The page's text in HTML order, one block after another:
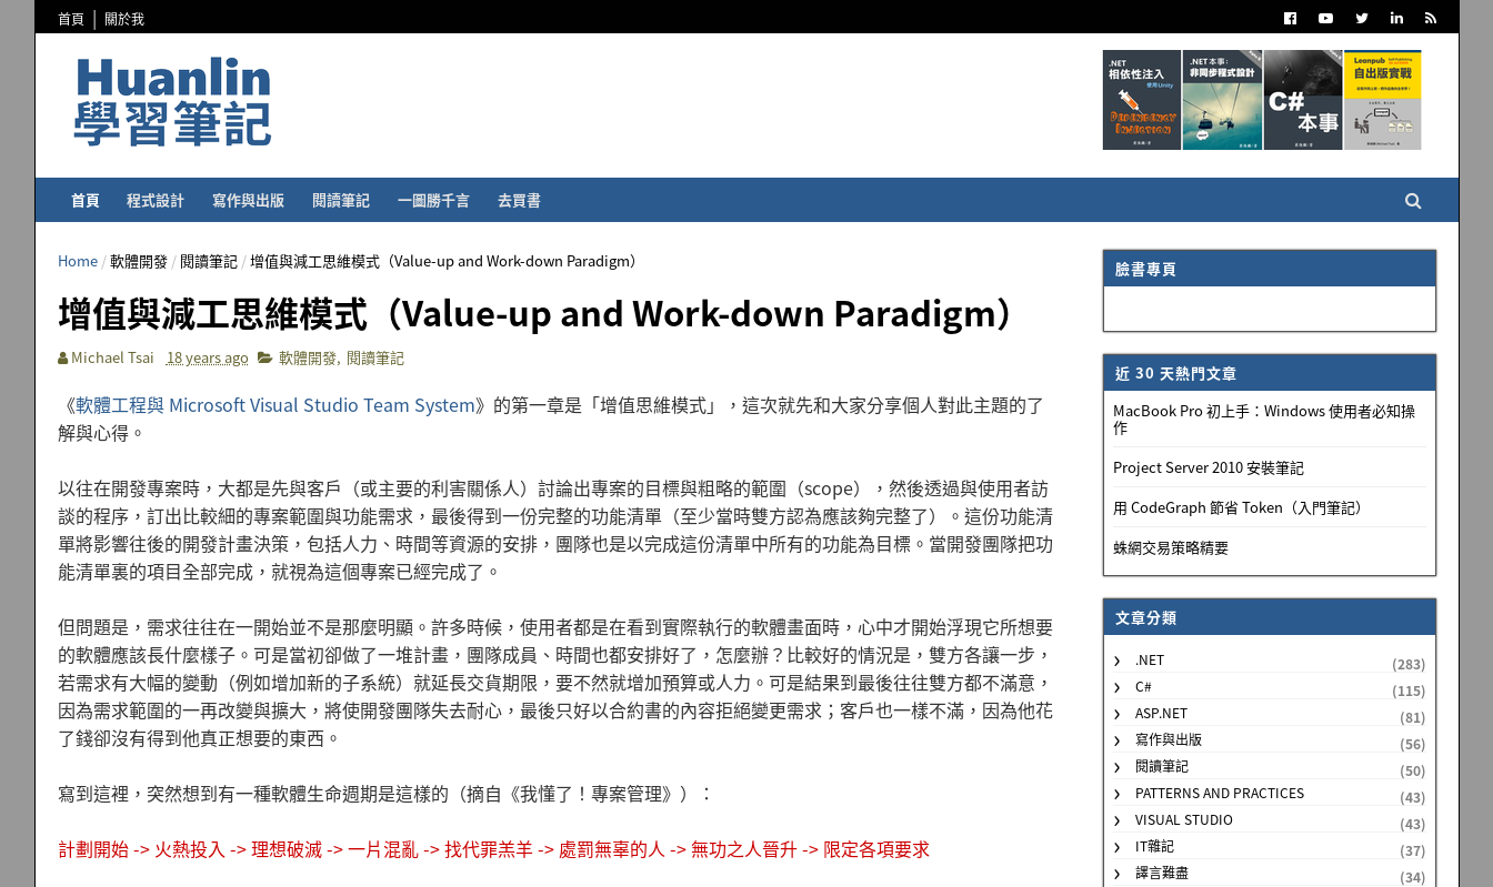
首頁 關於我
首頁 程式設計 寫作與出版 閱讀筆記 一圖勝千言 去買書
Home /軟體開發 / 閱讀筆記 /增值與減工思維模式（Value-up and Work-down Paradigm）
增值與減工思維模式（Value-up and Work-down Paradigm）
Michael Tsai 18 years ago 軟體開發, 閱讀筆記
《軟體工程與 Microsoft Visual Studio Team System》的第一章是「增值思維模式」，這次就先和大家分享個人對此主題的了
解與心得。
以往在開發專案時，大都是先與客戶（或主要的利害關係人）討論出專案的目標與粗略的範圍（scope），然後透過與使用者訪
談的程序，訂出比較細的專案範圍與功能需求，最後得到一份完整的功能清單（至少當時雙方認為應該夠完整了）。這份功能清
單將影響往後的開發計畫決策，包括人力、時間等資源的安排，團隊也是以完成這份清單中所有的功能為目標。當開發團隊把功
能清單裏的項目全部完成，就視為這個專案已經完成了。
但問題是，需求往往在一開始並不是那麼明顯。許多時候，使用者都是在看到實際執行的軟體畫面時，心中才開始浮現它所想要
的軟體應該長什麼樣子。可是當初卻做了一堆計畫，團隊成員、時間也都安排好了，怎麼辦？比較好的情況是，雙方各讓一步，
若需求有大幅的變動（例如增加新的子系統）就延長交貨期限，要不然就增加預算或人力。可是結果到最後往往雙方都不滿意，
因為需求範圍的一再改變與擴大，將使開發團隊失去耐心，最後只好以合約書的內容拒絕變更需求；客戶也一樣不滿，因為他花
了錢卻沒有得到他真正想要的東西。
寫到這裡，突然想到有一種軟體生命週期是這樣的（摘自《我懂了！專案管理》）：
計劃開始 -> 火熱投入 -> 理想破滅 -> 一片混亂 -> 找代罪羔羊 -> 處罰無辜的人 -> 無功之人晉升 -> 限定各項要求
臉書專頁
近 30 天熱門文章
MacBook Pro 初上手：Windows 使用者必知操
作
Project Server 2010 安裝筆記
用 CodeGraph 節省 Token（入門筆記）
蛛網交易策略精要
文章分類
.NET
(283)
C#
(115)
ASP.NET
(81)
寫作與出版
(56)
閱讀筆記
(50)
PATTERNS AND PRACTICES
(43)
VISUAL STUDIO
(43)
IT雜記
(37)
譯言難盡
(34)